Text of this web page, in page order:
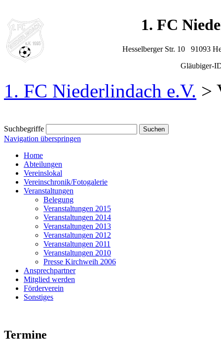
1. FC
Hesselberger Str. 10 91093
Gläubiger-
1. FC Niederlindach e.V. >
Suchbegriffe
Navigation überspringen
Home
Abteilungen
Vereinslokal
Vereinschronik/Fotogalerie
Veranstaltungen
Belegung
Veranstaltungen 2015
Veranstaltungen 2014
Veranstaltungen 2013
Veranstaltungen 2012
Veranstaltungen 2011
Veranstaltungen 2010
Presse Kirchweih 2006
Ansprechpartner
Mitglied werden
Förderverein
Sonstiges
Termine